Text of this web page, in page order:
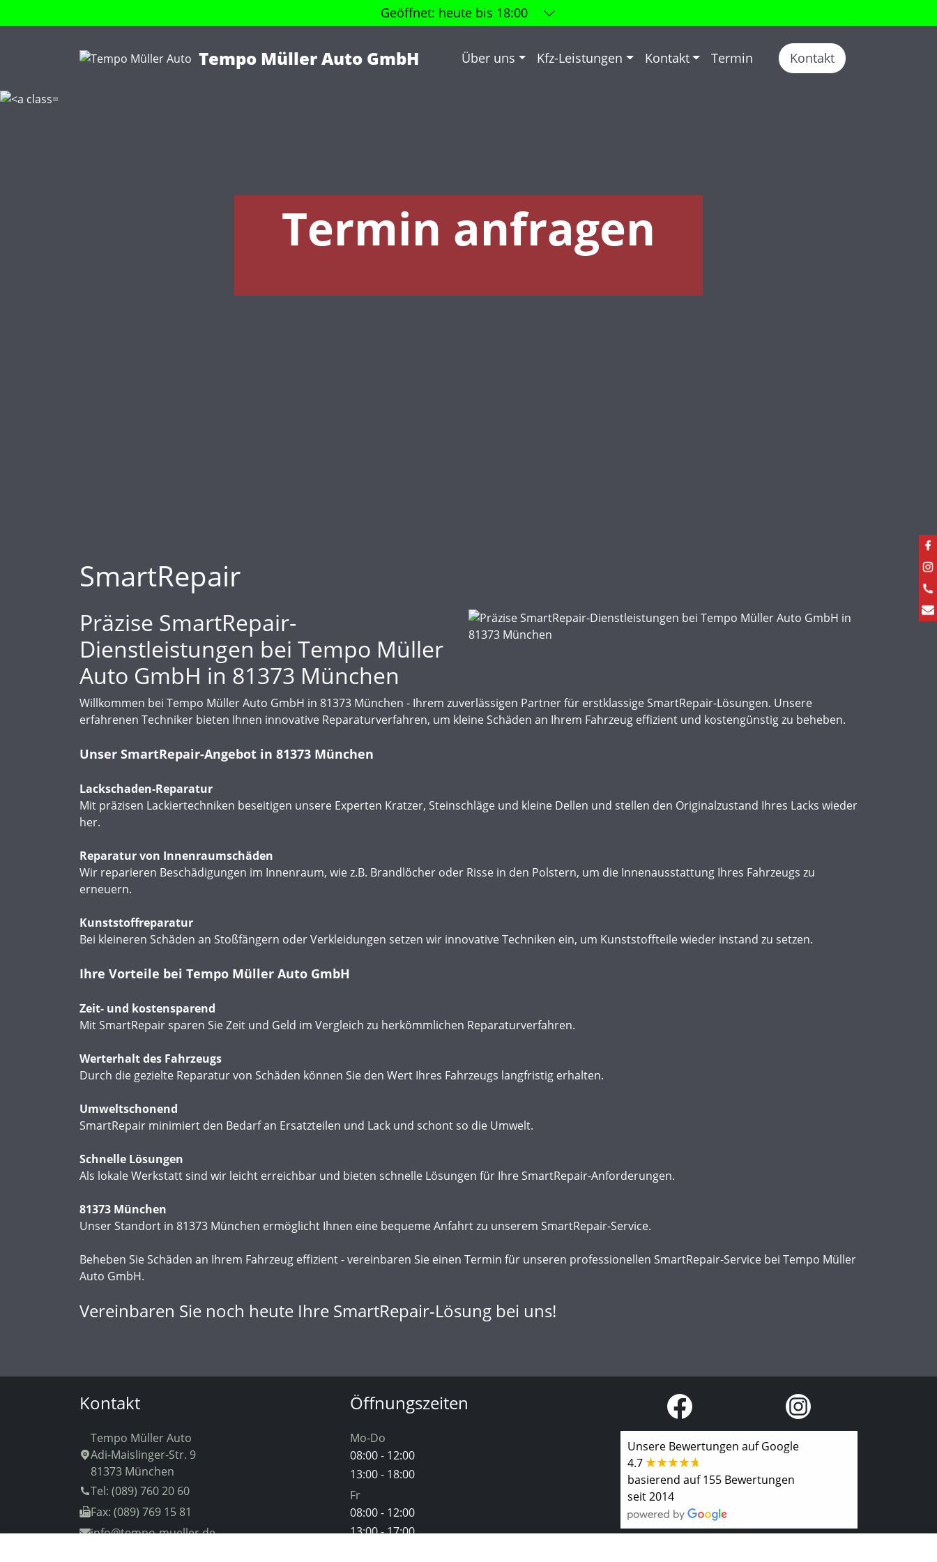
Geöffnet: heute bis 18:00
Tempo Müller Auto GmbH Über uns Kfz-Leistungen Kontakt Termin Kontakt
Termin anfragen">
Termin anfragen" loading="lazy">
Termin anfragen
SmartRepair
Präzise SmartRepair-
Dienstleistungen bei Tempo Müller
Auto GmbH in 81373 München
Willkommen bei Tempo Müller Auto GmbH in 81373 München - Ihrem zuverlässigen Partner für erstklassige SmartRepair-Lösungen. Unsere
erfahrenen Techniker bieten Ihnen innovative Reparaturverfahren, um kleine Schäden an Ihrem Fahrzeug effizient und kostengünstig zu beheben.
Unser SmartRepair-Angebot in 81373 München
Lackschaden-Reparatur
Mit präzisen Lackiertechniken beseitigen unsere Experten Kratzer, Steinschläge und kleine Dellen und stellen den Originalzustand Ihres Lacks wieder
her.
Reparatur von Innenraumschäden
Wir reparieren Beschädigungen im Innenraum, wie z.B. Brandlöcher oder Risse in den Polstern, um die Innenausstattung Ihres Fahrzeugs zu
erneuern.
Kunststoffreparatur
Bei kleineren Schäden an Stoßfängern oder Verkleidungen setzen wir innovative Techniken ein, um Kunststoffteile wieder instand zu setzen.
Ihre Vorteile bei Tempo Müller Auto GmbH
Zeit- und kostensparend
Mit SmartRepair sparen Sie Zeit und Geld im Vergleich zu herkömmlichen Reparaturverfahren.
Werterhalt des Fahrzeugs
Durch die gezielte Reparatur von Schäden können Sie den Wert Ihres Fahrzeugs langfristig erhalten.
Umweltschonend
SmartRepair minimiert den Bedarf an Ersatzteilen und Lack und schont so die Umwelt.
Schnelle Lösungen
Als lokale Werkstatt sind wir leicht erreichbar und bieten schnelle Lösungen für Ihre SmartRepair-Anforderungen.
81373 München
Unser Standort in 81373 München ermöglicht Ihnen eine bequeme Anfahrt zu unserem SmartRepair-Service.
Beheben Sie Schäden an Ihrem Fahrzeug effizient - vereinbaren Sie einen Termin für unseren professionellen SmartRepair-Service bei Tempo Müller
Auto GmbH.
Vereinbaren Sie noch heute Ihre SmartRepair-Lösung bei uns!
Kontakt
Tempo Müller Auto
Adi-Maislinger-Str. 9
81373 München
Tel: (089) 760 20 60
Fax: (089) 769 15 81
info@tempo-mueller.de
Öffnungszeiten
Mo-Do
08:00 - 12:00
13:00 - 18:00
Fr
08:00 - 12:00
13:00 - 17:00
Unsere Bewertungen auf Google
4.7
basierend auf 155 Bewertungen
seit 2014